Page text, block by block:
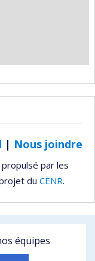
| Nous joindre
par les
du CENR.
équipes